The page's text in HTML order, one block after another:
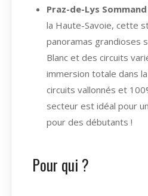
Praz-de-Lys Sommand
la Haute-Savoie, cette
panoramas grandioses
Blanc et des circuits
immersion totale dans
circuits vallonnés et
secteur est idéal pour
pour des débutants !
Pour qui ?